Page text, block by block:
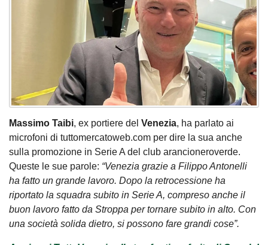
Massimo Taibi, ex portiere del Venezia, ha parlato ai
microfoni di tuttomercatoweb.com per dire la sua anche
sulla promozione in Serie A del club arancioneroverde.
Queste le sue parole: “Venezia grazie a Filippo Antonelli
ha fatto un grande lavoro. Dopo la retrocessione ha
riportato la squadra subito in Serie A, compreso anche il
buon lavoro fatto da Stroppa per tornare subito in alto. Con
una società solida dietro, si possono fare grandi cose”.